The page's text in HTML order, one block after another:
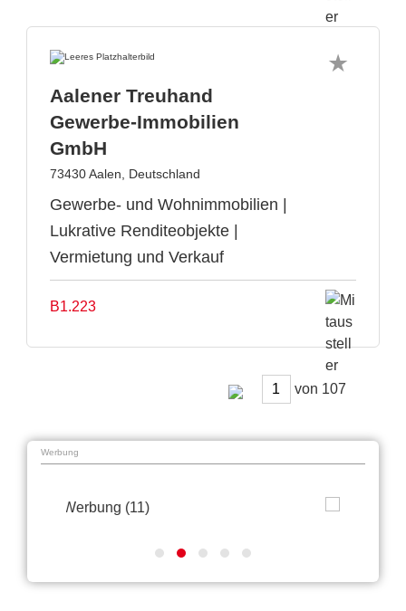
Aalener Treuhand
Gewerbe-Immobilien
GmbH
73430 Aalen, Deutschland
Gewerbe- und Wohnimmobilien |
Lukrative Renditeobjekte |
Vermietung und Verkauf
B1.223
von
Werbung